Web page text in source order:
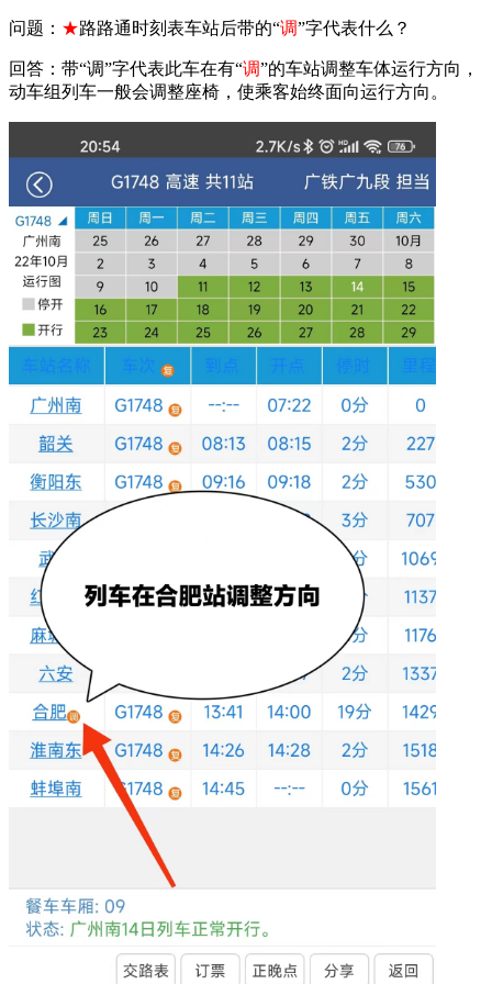
问题： ★路路通时刻表车站后带的“调”字代表什么？
回答：带“调”字代表此车在有“调”的车站调整车体运行方向，
动车组列车一般会调整座椅，使乘客始终面向运行方向。